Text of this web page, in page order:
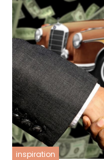
inspiration